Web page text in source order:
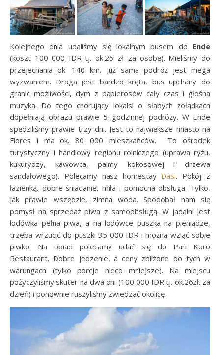
Kolejnego dnia udaliśmy się lokalnym busem do Ende
(koszt 100 000 IDR tj. ok.26 zł. za osobę). Mieliśmy do
przejechania ok. 140 km. Już sama podróż jest mega
wyzwaniem. Droga jest bardzo kręta, bus upchany do
granic możliwości, dym z papierosów cały czas i głośna
muzyka. Do tego chorujący lokalsi o słabych żołądkach
dopełniają obrazu prawie 5 godzinnej podróży. W Ende
spędziliśmy prawie trzy dni. Jest to największe miasto na
Flores i ma ok. 80 000 mieszkańców. To ośrodek
turystyczny i handlowy regionu rolniczego (uprawa ryżu,
kukurydzy, kawowca, palmy kokosowej i drzewa
sandałowego). Polecamy nasz homestay Dasi. Pokój z
łazienką, dobre śniadanie, miła i pomocna obsługa. Tylko,
jak prawie wszędzie, zimna woda. Spodobał nam się
pomysł na sprzedaż piwa z samoobsługą. W jadalni jest
lodówka pełna piwa, a na lodówce puszka na pieniądze,
trzeba wrzucić do puszki 35 000 IDR i można wziąć sobie
piwko. Na obiad polecamy udać się do Pari Koro
Restaurant. Dobre jedzenie, a ceny zbliżone do tych w
warungach (tylko porcje nieco mniejsze). Na miejscu
pożyczyliśmy skuter na dwa dni (100 000 IDR tj. ok.26zł. za
dzień) i ponownie ruszyliśmy zwiedzać okolicę.